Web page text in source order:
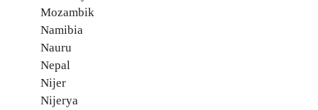
Mozambik
Namibia
Nauru
Nepal
Nijer
Nijerya